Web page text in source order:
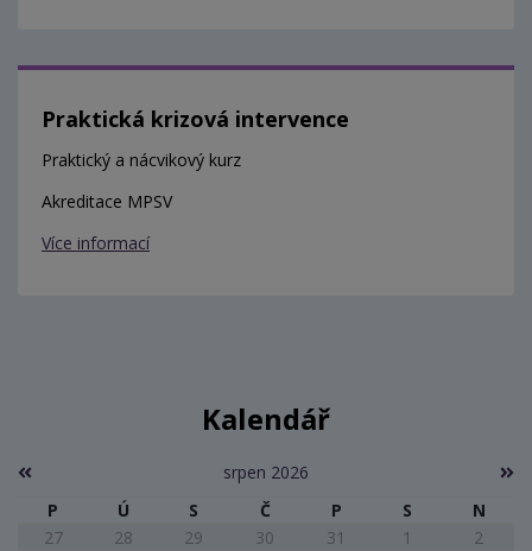
Praktická krizová intervence
Praktický a nácvikový kurz
Akreditace MPSV
Více informací
Kalendář
srpen 2026
P
Ú S Č P S
N
27
28 29 30 31 1
2